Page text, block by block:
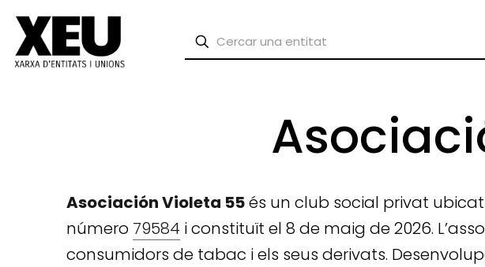
Asociación Violeta 55és un club social privat
número 79584 i constituït el 8 de maig de 2026.
consumidors de tabac i els seus derivats.